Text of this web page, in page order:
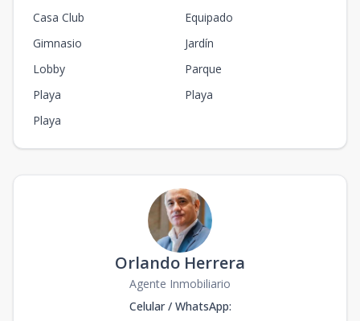
Casa Club
Equipado
Gimnasio
Jardín
Lobby
Parque
Playa
Playa
Playa
Orlando Herrera
Agente Inmobiliario
Celular / WhatsApp: